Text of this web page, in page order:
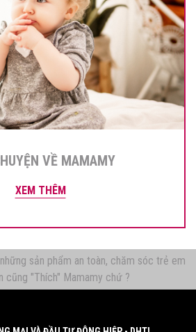
VỀ MAMAMY
XEM THÊM
sản phẩm an toàn, chăm sóc trẻ em
cũng "Thích" Mamamy chứ ?